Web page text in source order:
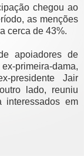
chegou ao
as menções
cerca de 43%.
apoiadores de
primeira-dama,
presidente Jair
lado, reuniu
interessados em